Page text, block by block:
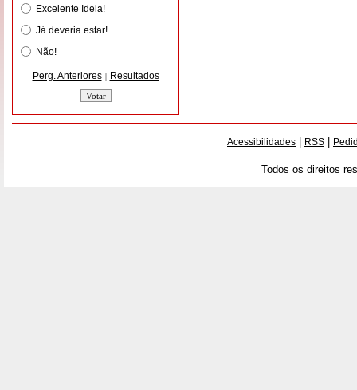
Excelente Ideia!
Já deveria estar!
Não!
Perg. Anteriores | Resultados
Acessibilidades RSS
Todos os direitos